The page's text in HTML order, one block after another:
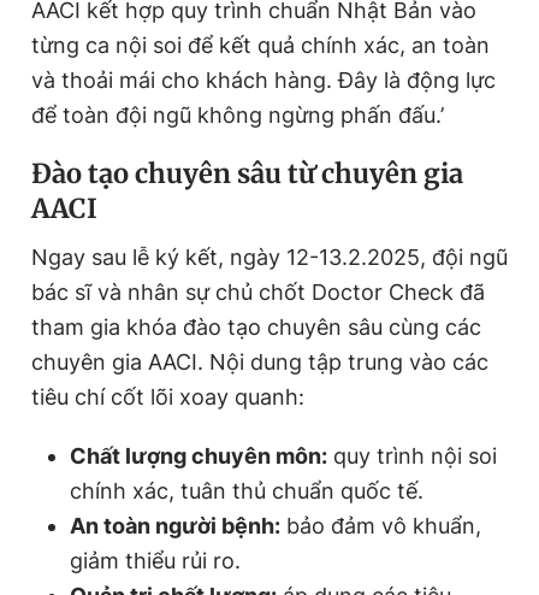
AACI kết hợp quy trình chuẩn Nhật Bản vào
từng ca nội soi để kết quả chính xác, an toàn
và thoải mái cho khách hàng. Đây là động lực
để toàn đội ngũ không ngừng phấn đấu.’
Đào tạo chuyên sâu từ chuyên gia
AACI
Ngay sau lễ ký kết, ngày 12-13.2.2025, đội ngũ
bác sĩ và nhân sự chủ chốt Doctor Check đã
tham gia khóa đào tạo chuyên sâu cùng các
chuyên gia AACI. Nội dung tập trung vào các
tiêu chí cốt lõi xoay quanh:
Chất lượng chuyên môn: quy trình nội soi
chính xác, tuân thủ chuẩn quốc tế.
An toàn người bệnh: bảo đảm vô khuẩn,
giảm thiểu rủi ro.